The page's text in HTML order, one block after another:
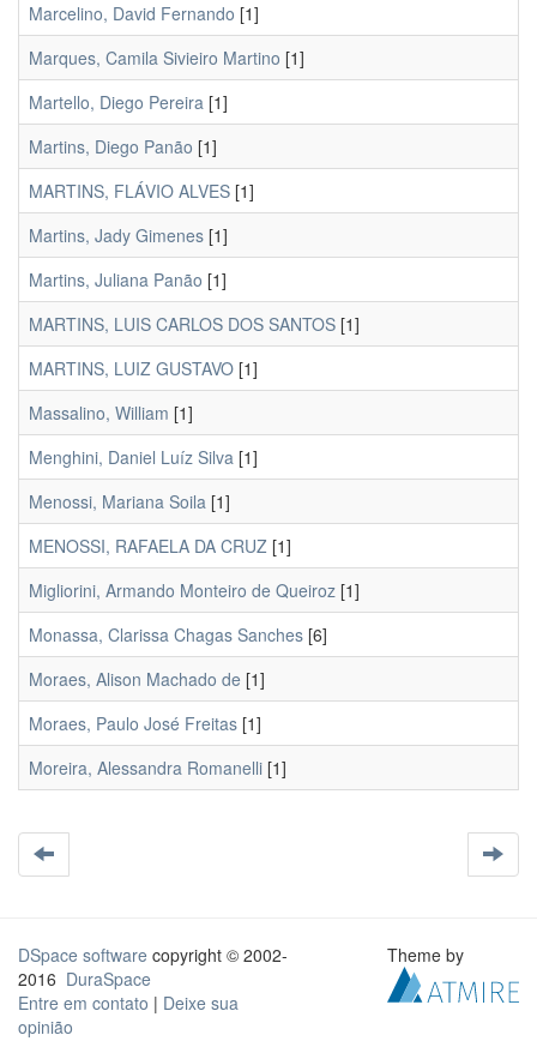
Marcelino, David Fernando [1]
Marques, Camila Sivieiro Martino [1]
Martello, Diego Pereira [1]
Martins, Diego Panão [1]
MARTINS, FLÁVIO ALVES [1]
Martins, Jady Gimenes [1]
Martins, Juliana Panão [1]
MARTINS, LUIS CARLOS DOS SANTOS [1]
MARTINS, LUIZ GUSTAVO [1]
Massalino, William [1]
Menghini, Daniel Luíz Silva [1]
Menossi, Mariana Soila [1]
MENOSSI, RAFAELA DA CRUZ [1]
Migliorini, Armando Monteiro de Queiroz [1]
Monassa, Clarissa Chagas Sanches [6]
Moraes, Alison Machado de [1]
Moraes, Paulo José Freitas [1]
Moreira, Alessandra Romanelli [1]
DSpace software copyright © 2002-
2016 DuraSpace
Entre em contato | Deixe sua
opinião
Theme by